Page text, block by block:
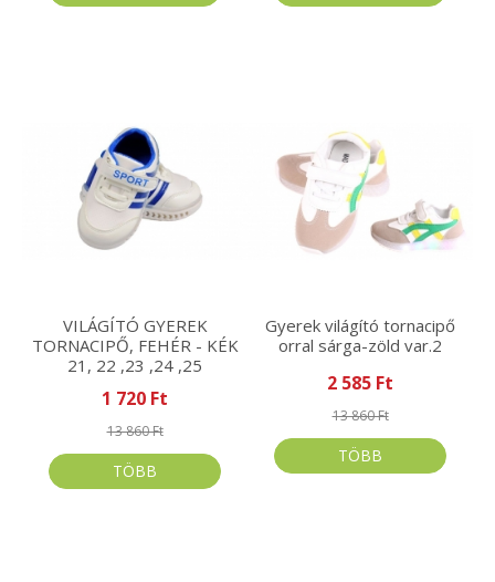
VILÁGÍTÓ GYEREK
TORNACIPŐ, FEHÉR - KÉK
21, 22 ,23 ,24 ,25
1 720 Ft
13 860 Ft
TÖBB
Gyerek világító tornacipő
orral sárga-zöld var.2
2 585 Ft
13 860 Ft
TÖBB